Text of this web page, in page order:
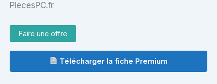
PiecesPC.fr
Faire une offre
Télécharger la fiche Premium